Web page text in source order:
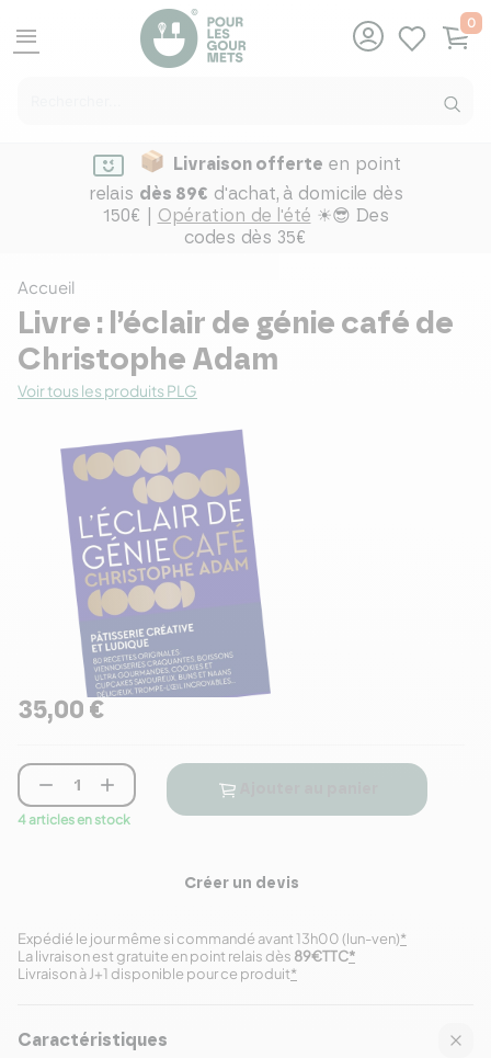
menu
0
Livraison offerte en point
relais dès 89€ d'achat, à domicile dès
150€ | Opération de l'été ☀😎 Des
codes dès 35€
Accueil
Livre : l’éclair de génie café de
Christophe Adam
Voir tous les produits PLG
35,00 €
 
4 articles en stock
Créer un devis
Expédié le jour même si commandé avant 13h00 (lun-ven)*
Livraison à J+1 disponible pour ce produit*
La livraison est gratuite en point relais dès 89€TTC*
Caractéristiques